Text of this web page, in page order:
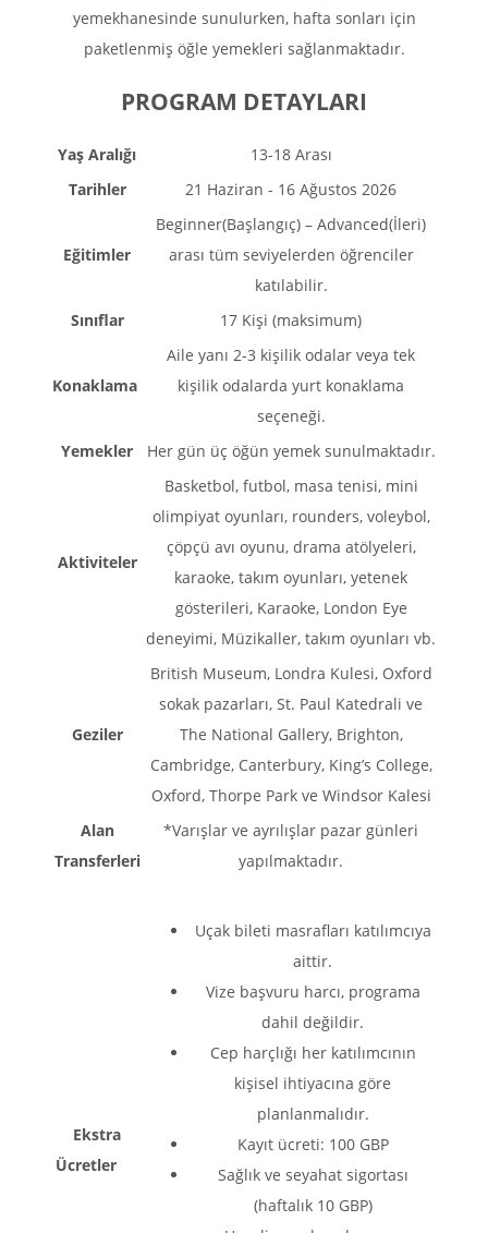
yemekhanesinde sunulurken, hafta sonları için
paketlenmiş öğle yemekleri sağlanmaktadır.
PROGRAM DETAYLARI
Yaş Aralığı
13-18 Arası
Tarihler
21 Haziran - 16 Ağustos 2026
Eğitimler
Beginner(Başlangıç) – Advanced(İleri)
arası tüm seviyelerden öğrenciler
katılabilir.
Sınıflar
17 Kişi (maksimum)
Konaklama
Aile yanı 2-3 kişilik odalar veya tek
kişilik odalarda yurt konaklama
seçeneği.
Yemekler
Her gün üç öğün yemek sunulmaktadır.
Aktiviteler
Basketbol, futbol, masa tenisi, mini
olimpiyat oyunları, rounders, voleybol,
çöpçü avı oyunu, drama atölyeleri,
karaoke, takım oyunları, yetenek
gösterileri, Karaoke, London Eye
deneyimi, Müzikaller, takım oyunları vb.
Geziler
British Museum, Londra Kulesi, Oxford
sokak pazarları, St. Paul Katedrali ve
The National Gallery, Brighton,
Cambridge, Canterbury, King’s College,
Oxford, Thorpe Park ve Windsor Kalesi
Alan
Transferleri
*Varışlar ve ayrılışlar pazar günleri
yapılmaktadır.
Ekstra
Ücretler
Uçak bileti masrafları katılımcıya
aittir.
Vize başvuru harcı, programa
dahil değildir.
Cep harçlığı her katılımcının
kişisel ihtiyacına göre
planlanmalıdır.
Kayıt ücreti: 100 GBP
Sağlık ve seyahat sigortası
(haftalık 10 GBP)